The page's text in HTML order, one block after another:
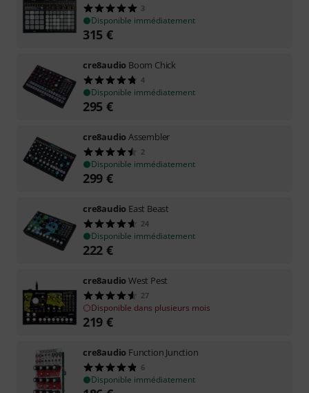
3
Disponible immédiatement
315 €
cre8audio Boom Chick
4
Disponible immédiatement
295 €
cre8audioAssembler
2
Disponible immédiatement
299 €
cre8audio East Beast
24
Disponible immédiatement
222 €
cre8audioWest Pest
27
Disponible dans plusieurs mois
219 €
cre8audio Function Junction
6
Disponible immédiatement